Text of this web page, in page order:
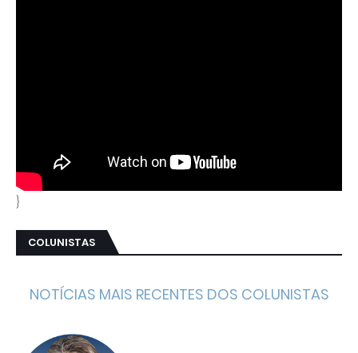
}
COLUNISTAS
NOTÍCIAS MAIS RECENTES DOS COLUNISTAS